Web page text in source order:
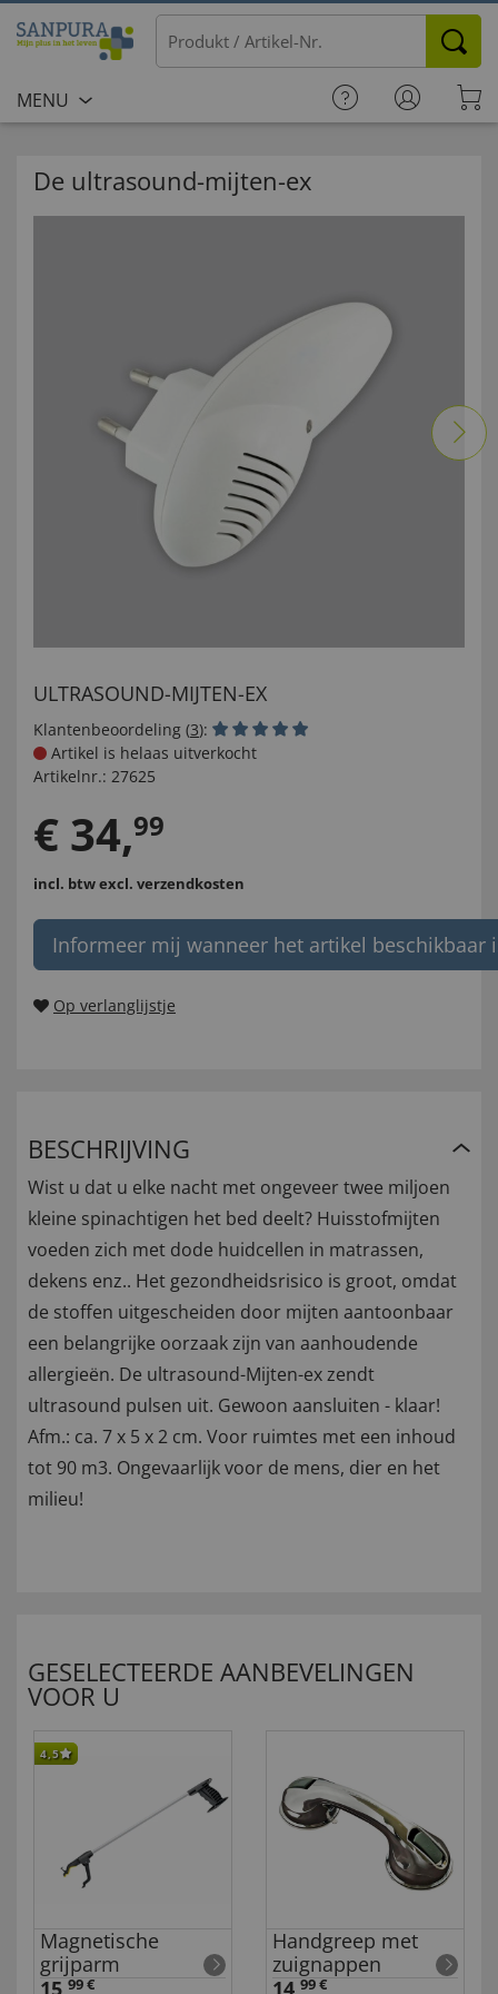
MENU
De ultrasound-mijten-ex
ULTRASOUND-MIJTEN-EX
Klantenbeoordeling (3):
Artikel is helaas uitverkocht
Artikelnr.: 27625
€ 34,99
incl. btwexcl. verzendkosten
Informeer mij wanneer het artikel beschikbaar
Op verlanglijstje
BESCHRIJVING
Wist u dat u elke nacht met ongeveer twee miljoen
kleine spinachtigen het bed deelt? Huisstofmijten
voeden zich met dode huidcellen in matrassen,
dekens enz.. Het gezondheidsrisico is groot, omdat
de stoffen uitgescheiden door mijten aantoonbaar
een belangrijke oorzaak zijn van aanhoudende
allergieën. De ultrasound-Mijten-ex zendt
ultrasound pulsen uit. Gewoon aansluiten - klaar!
Afm.: ca. 7 x 5 x 2 cm. Voor ruimtes met een inhoud
tot 90 m3. Ongevaarlijk voor de mens, dier en het
milieu!
GESELECTEERDE AANBEVELINGEN
VOOR U
4,5
Magnetische
grijparm
99 €
Handgreep met
zuignappen
99 €